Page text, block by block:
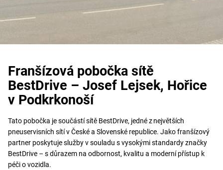
Franšízová pobočka sítě
BestDrive – Josef Lejsek, Hořice
v Podkrkonoší
Tato pobočka je součástí sítě BestDrive, jedné z největších
pneuservisních sítí v České a Slovenské republice. Jako franšízový
partner poskytuje služby v souladu s vysokými standardy značky
BestDrive – s důrazem na odbornost, kvalitu a moderní přístup k
péči o vozidla.